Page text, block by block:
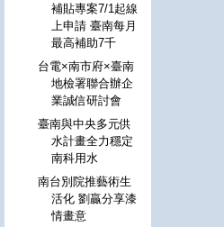
補貼專案7/1起線
上申請 臺南每月
最高補助7千
台電×南市府×臺南
地檢署聯合辦企
業誠信研討會
臺南與中央多元供
水計畫全力穩定
南科用水
南台別院推藝術生
活化 劉贏分享漆
情畫意